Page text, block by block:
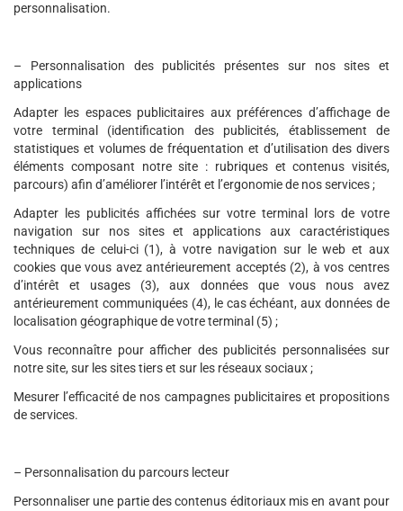
personnalisation.
– Personnalisation des publicités présentes sur nos sites et
applications
Adapter les espaces publicitaires aux préférences d’affichage de
votre terminal (identification des publicités, établissement de
statistiques et volumes de fréquentation et d’utilisation des divers
éléments composant notre site : rubriques et contenus visités,
parcours) afin d’améliorer l’intérêt et l’ergonomie de nos services ;
Adapter les publicités affichées sur votre terminal lors de votre
navigation sur nos sites et applications aux caractéristiques
techniques de celui-ci (1), à votre navigation sur le web et aux
cookies que vous avez antérieurement acceptés (2), à vos centres
d’intérêt et usages (3), aux données que vous nous avez
antérieurement communiquées (4), le cas échéant, aux données de
localisation géographique de votre terminal (5) ;
Vous reconnaître pour afficher des publicités personnalisées sur
notre site, sur les sites tiers et sur les réseaux sociaux ;
Mesurer l’efficacité de nos campagnes publicitaires et propositions
de services.
– Personnalisation du parcours lecteur
Personnaliser une partie des contenus éditoriaux mis en avant pour